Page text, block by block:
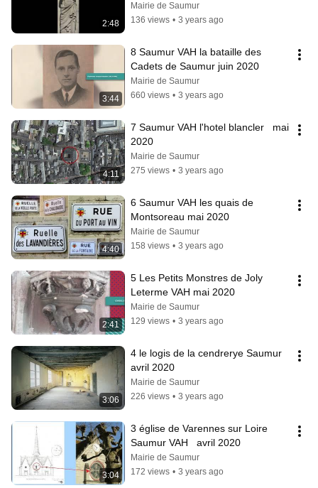
2:48
Mairie de Saumur
136 views • 3 years ago
3:44
8 Saumur VAH la bataille des
Cadets de Saumur juin 2020
Mairie de Saumur
660 views • 3 years ago
4:11
7 Saumur VAH l'hotel blancler   mai
2020
Mairie de Saumur
275 views • 3 years ago
4:40
6 Saumur VAH les quais de
Montsoreau mai 2020
Mairie de Saumur
158 views • 3 years ago
2:41
5 Les Petits Monstres de Joly
Leterme VAH mai 2020
Mairie de Saumur
129 views • 3 years ago
3:06
4 le logis de la cendrerye Saumur
avril 2020
Mairie de Saumur
226 views • 3 years ago
3:04
3 église de Varennes sur Loire
Saumur VAH   avril 2020
Mairie de Saumur
172 views • 3 years ago